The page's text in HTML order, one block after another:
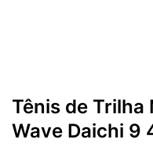
Tênis de
Wave Daichi 9